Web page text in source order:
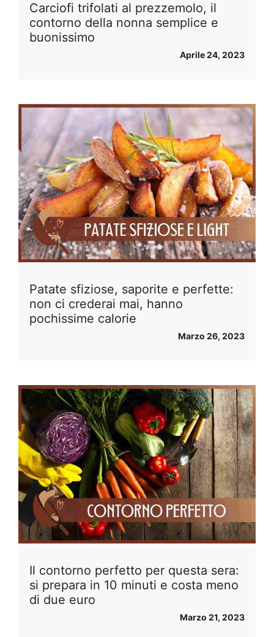
Carciofi trifolati al prezzemolo, il
contorno della nonna semplice e
buonissimo
Aprile 24, 2023
Patate sfiziose, saporite e perfette:
non ci crederai mai, hanno
pochissime calorie
Marzo 26, 2023
Il contorno perfetto per questa sera:
si prepara in 10 minuti e costa meno
di due euro
Marzo 21, 2023